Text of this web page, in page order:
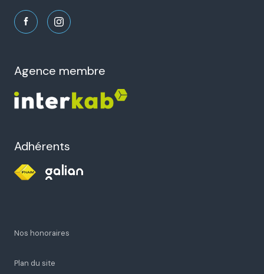
restons connectés
agence membre
Adhérents
Nos honoraires